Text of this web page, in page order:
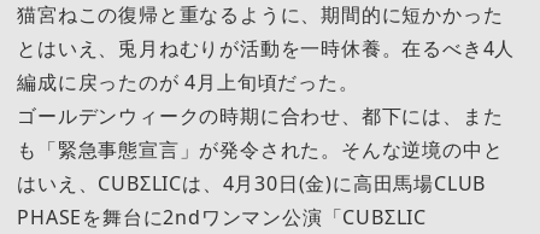
猫宮ねこの復帰と重なるように、期間的に短かかった
とはいえ、兎月ねむりが活動を一時休養。在るべき4人
編成に戻ったのが 4月上旬頃だった。
ゴールデンウィークの時期に合わせ、都下には、また
も「緊急事態宣言」が発令された。そんな逆境の中と
はいえ、CUBΣLICは、4月30日(金)に高田馬場CLUB
PHASEを舞台に2ndワンマン公演「CUBΣLIC